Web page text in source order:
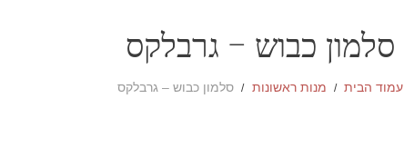
סלמון כבוש – גרבלקס
עמוד הבית מנות ראשונות סלמון כבוש – גרבלקס